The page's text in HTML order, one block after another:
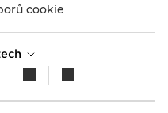
cookie